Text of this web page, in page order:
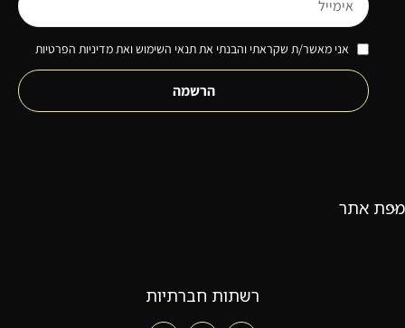
אני מאשר/ת שקראתי והבנתי את תנאי השימוש ואת מדיניות הפרטיות
הרשמה
מפת אתר
רשתות חברתיות